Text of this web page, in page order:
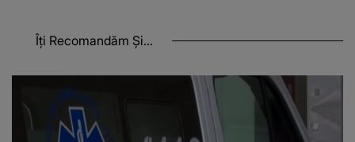
Îți Recomandăm Și...